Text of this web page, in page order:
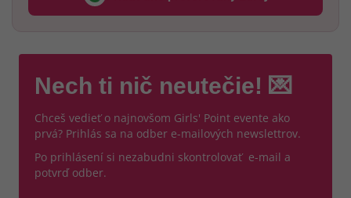
Nech ti nič neutečie! 💌
Chceš vedieť o najnovšom Girls' Point evente ako
prvá? Prihlás sa na odber e-mailových newslettrov.
Po prihlásení si nezabudni skontrolovať e-mail a
potvrď odber.